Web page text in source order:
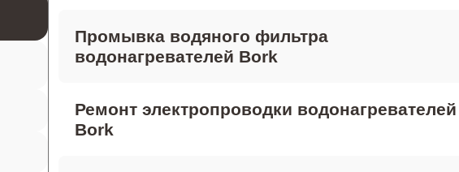
Промывка водяного фильтра
водонагревателей Bork
Ремонт электропроводки водонагревателей
Bork